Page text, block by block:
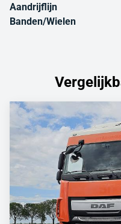
Aandrijflijn
Banden/Wielen